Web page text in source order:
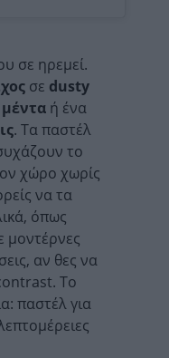
σε ηρεμεί.
σε dusty
ή ένα
. Τα παστέλ
το
χώρο χωρίς
να τα
όπως
μοντέρνες
αν θες να
Το
παστέλ για